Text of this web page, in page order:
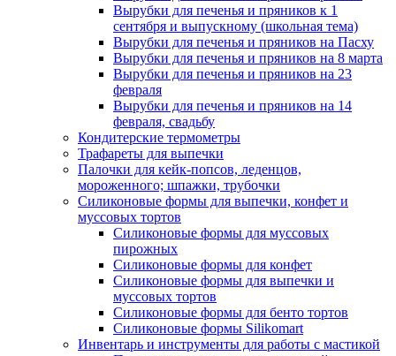
Вырубки для печенья и пряников к 1
сентября и выпускному (школьная тема)
Вырубки для печенья и пряников на Пасху
Вырубки для печенья и пряников на 8 марта
Вырубки для печенья и пряников на 23
февраля
Вырубки для печенья и пряников на 14
февраля, свадьбу
Кондитерские термометры
Трафареты для выпечки
Палочки для кейк-попсов, леденцов,
мороженного; шпажки, трубочки
Силиконовые формы для выпечки, конфет и
муссовых тортов
Силиконовые формы для муссовых
пирожных
Силиконовые формы для конфет
Силиконовые формы для выпечки и
муссовых тортов
Силиконовые формы для бенто тортов
Силиконовые формы Silikomart
Инвентарь и инструменты для работы с мастикой